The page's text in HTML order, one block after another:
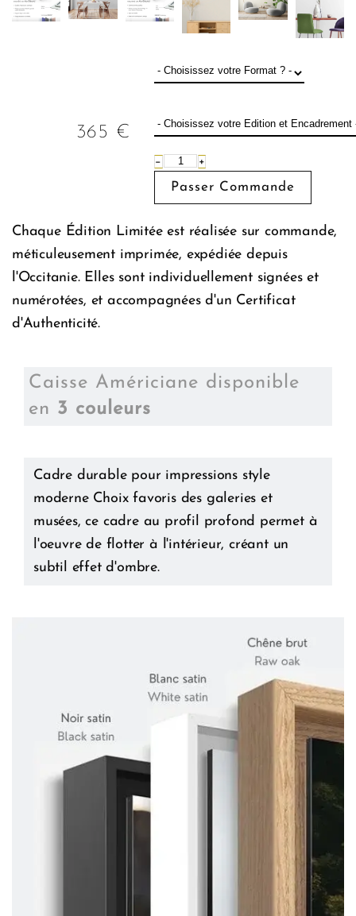
365 €
− +
Chaque Édition Limitée est réalisée sur commande,
méticuleusement imprimée, expédiée depuis
l'Occitanie. Elles sont individuellement signées et
numérotées, et accompagnées d'un Certificat
d'Authenticité.
Caisse Américiane disponible
en 3 couleurs
Cadre durable pour impressions style
moderne Choix favoris des galeries et
musées, ce cadre au profil profond permet à
l'oeuvre de flotter à l'intérieur, créant un
subtil effet d'ombre.